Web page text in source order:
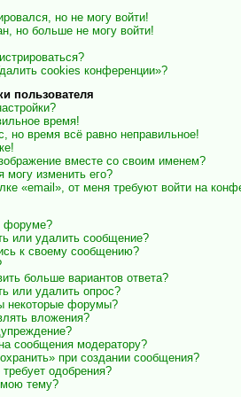
но не могу войти!
но больше не могу войти!
cookies конференции»?
пользователя
время!
но время всё равно неправильное!
вместе со своим именем?
могу изменить его?
«email», от меня требуют войти на
форуме?
или удалить сообщение?
к своему сообщению?
больше вариантов ответа?
или удалить опрос?
некоторые форумы?
вложения?
сообщения модератору?
при создании сообщения?
одобрения?
мою тему?